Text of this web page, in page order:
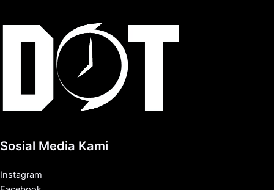
Sosial Media Kami
Instagram